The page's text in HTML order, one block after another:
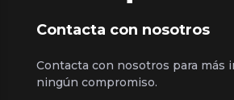
Contacta con nosotros
Contacta con nosotros para más
ningún compromiso.